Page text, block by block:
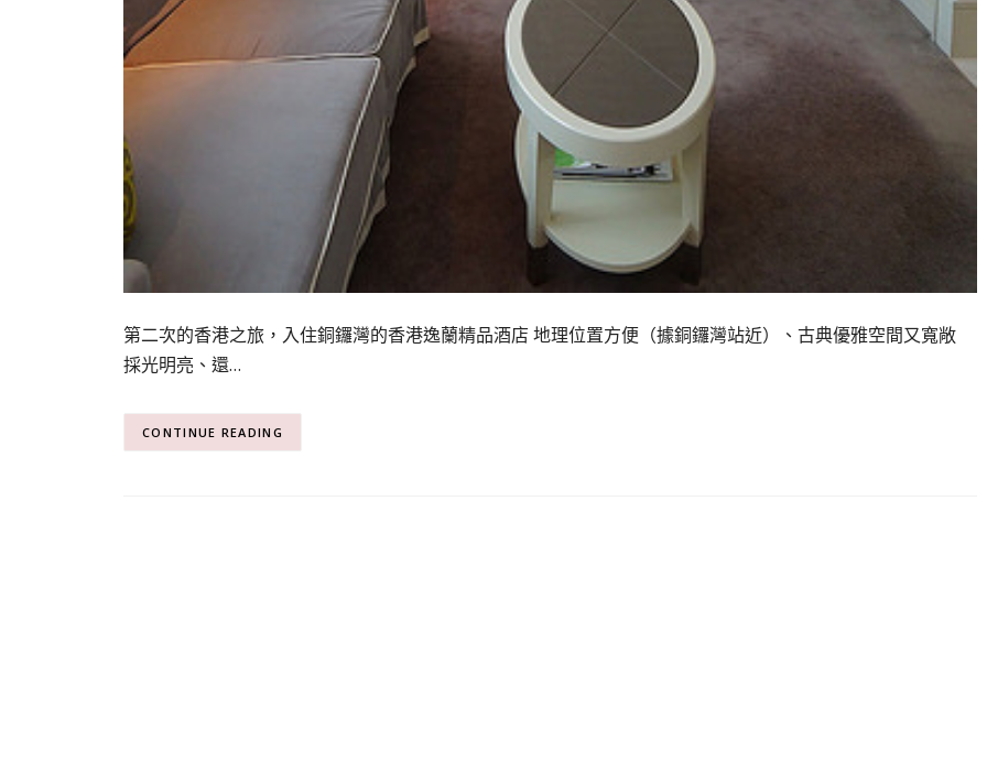
第二次的香港之旅，入住銅鑼灣的香港逸蘭精品酒店 地理位置方便（據銅鑼灣站近）、古典優雅空間又寬敞
採光明亮、還…
CONTINUE READING